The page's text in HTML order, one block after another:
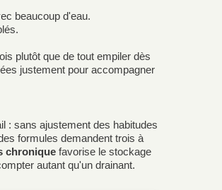
beaucoup d'eau.
plutôt que de tout empiler dès
justement pour accompagner
: sans ajustement des habitudes
formules demandent trois à
chronique favorise le stockage
autant qu'un drainant.